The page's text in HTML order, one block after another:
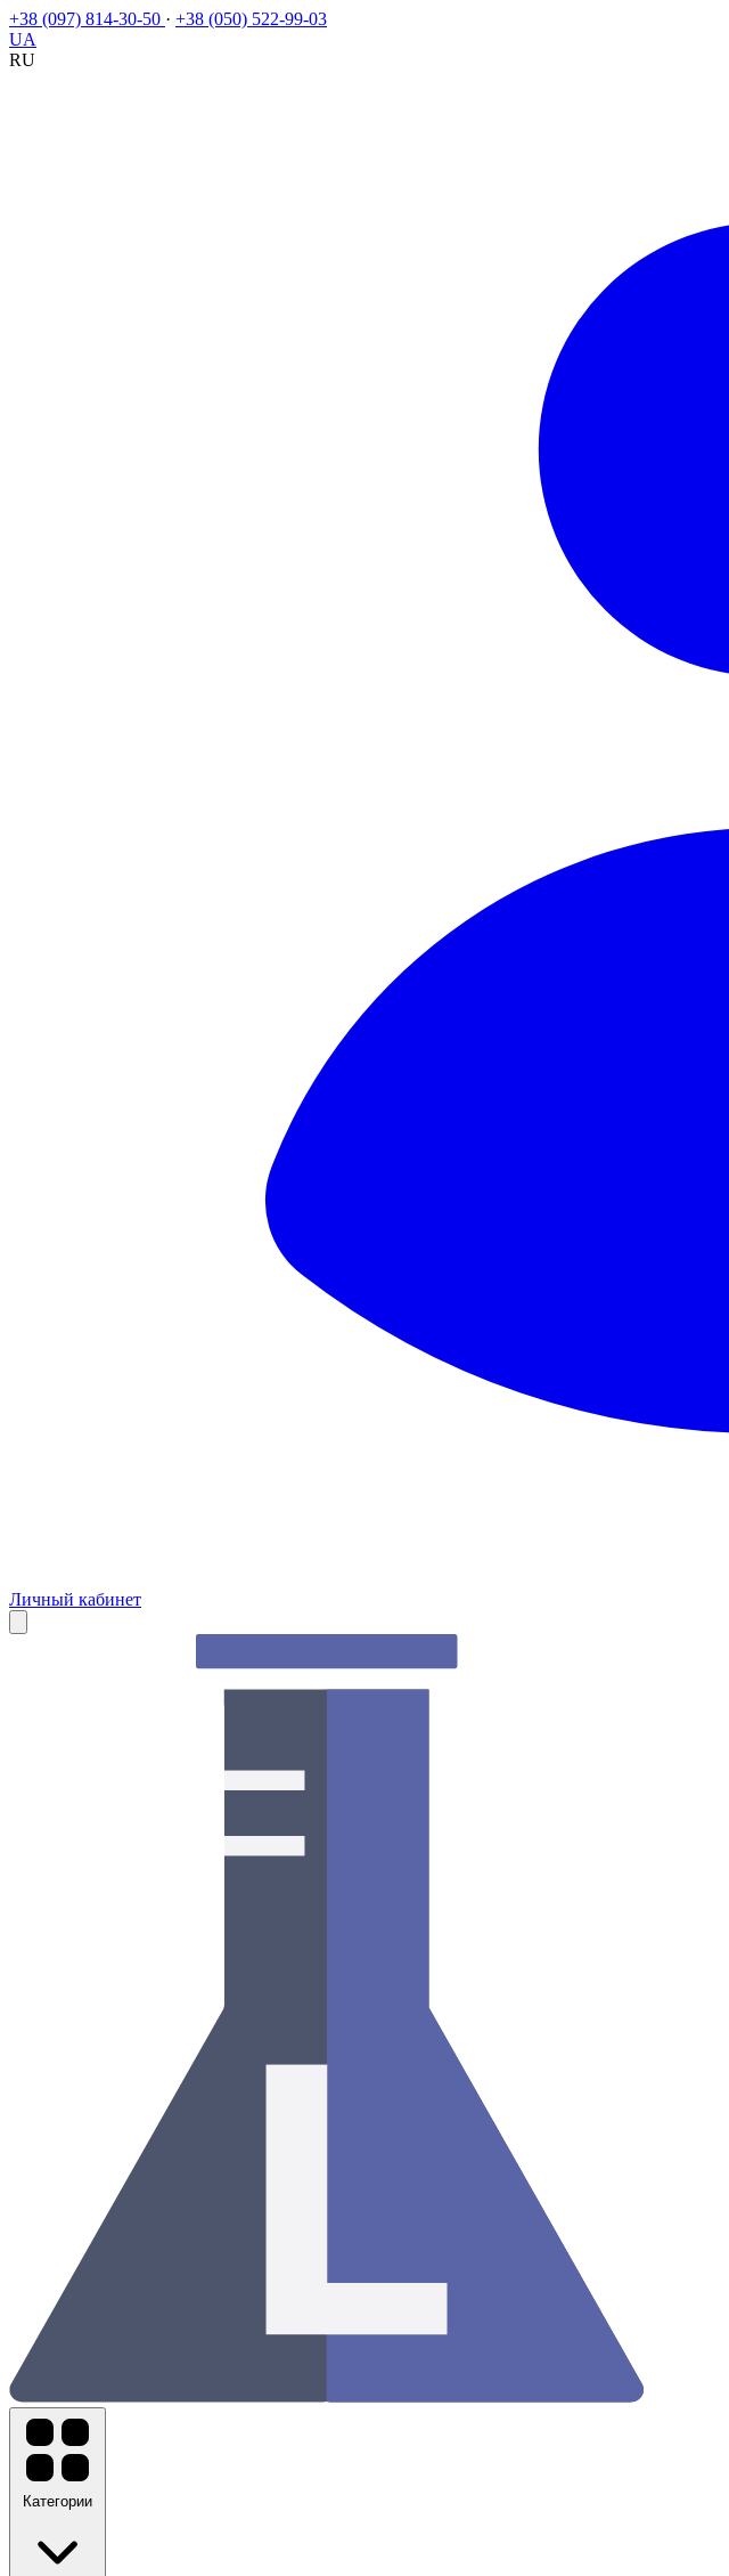
+38 (097) 814-30-50 · +38 (050) 522-99-03
UA
RU
Личный кабинет
Категории